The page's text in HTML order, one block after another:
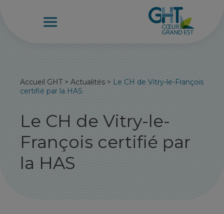
Accueil GHT>Actualités > Le CH de Vitry-le-François
certifié par la HAS
Le CH de Vitry-le-
François certifié par
la HAS